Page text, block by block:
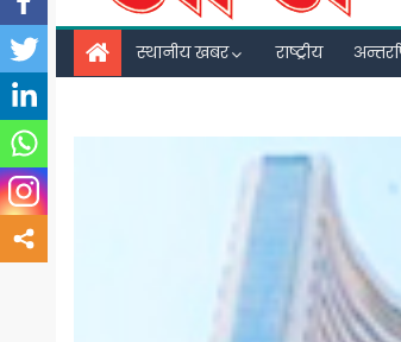
स्थानीय खबर राष्ट्रीय